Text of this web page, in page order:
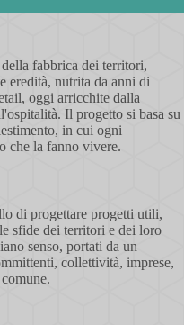
fabbrica dei territori,
eredità, nutrita da anni di
oggi arricchite dalla
Il progetto si basa su
in cui ogni
che la fanno vivere.
di progettare progetti utili,
sfide dei territori e dei loro
senso, portati da un
collettività, imprese,